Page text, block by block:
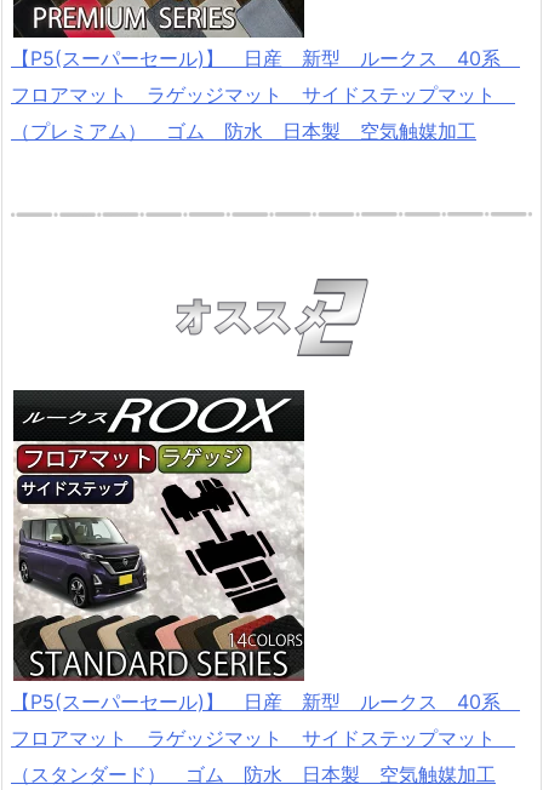
【P5(スーパーセール)】 日産 新型 ルークス 40系
フロアマット ラゲッジマット サイドステップマット
（プレミアム） ゴム 防水 日本製 空気触媒加工
【P5(スーパーセール)】 日産 新型 ルークス 40系
フロアマット ラゲッジマット サイドステップマット
（スタンダード） ゴム 防水 日本製 空気触媒加工